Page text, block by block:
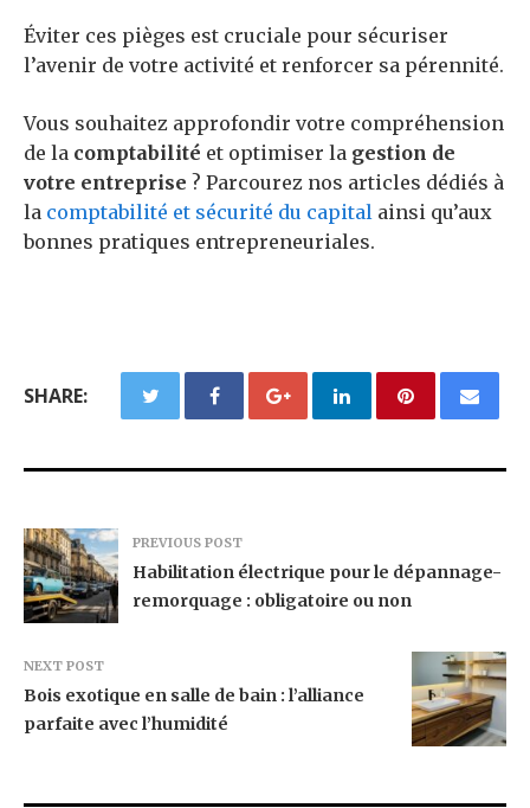
Éviter ces pièges est cruciale pour sécuriser
l’avenir de votre activité et renforcer sa pérennité.
Vous souhaitez approfondir votre compréhension
de la comptabilité et optimiser la gestion de
votre entreprise ? Parcourez nos articles dédiés à
la comptabilité et sécurité du capital ainsi qu’aux
bonnes pratiques entrepreneuriales.
SHARE:
PREVIOUS POST
Habilitation électrique pour le dépannage-
remorquage : obligatoire ou non
NEXT POST
Bois exotique en salle de bain : l’alliance
parfaite avec l’humidité